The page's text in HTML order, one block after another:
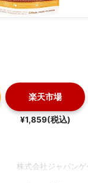
楽天市場
¥1,859(税込)
株式会社ジャパンゲ